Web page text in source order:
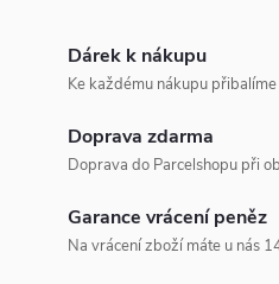
Dárek k nákupu
Ke každému nákupu
Doprava zdarma
Doprava do Parcelshopu při
Garance vrácení peněz
Na vrácení zboží máte u nás